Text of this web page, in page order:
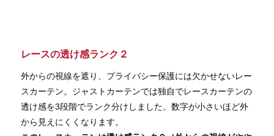
レースの透け感ランク２
外からの視線を遮り、プライバシー保護には欠かせないレー
スカーテン。ジャストカーテンでは独自でレースカーテンの
透け感を3段階でランク分けしました。数字が小さいほど外
から見えにくくなります。